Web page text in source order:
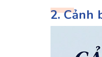
2. Cảnh